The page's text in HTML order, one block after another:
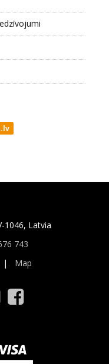
1046, Latvia
743
| Map